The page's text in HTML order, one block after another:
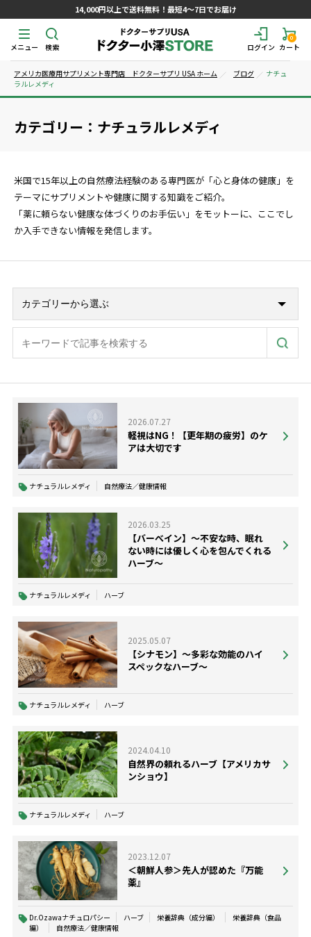
14,000円以上で送料無料！最短4～7日でお届け
ログイン
0
カート
検索
メニュー
アメリカ医療用サプリメント専門店 ドクターサプリ USA ホーム ブログ
ナチュ
ラルレメディ
カテゴリー：ナチュラルレメディ
米国で15年以上の自然療法経験のある専門医が「心と身体の健康」を
テーマにサプリメントや健康に関する知識をご紹介。
「薬に頼らない健康な体づくりのお手伝い」をモットーに、ここでし
か入手できない情報を発信します。
2026.07.27
軽視はNG！【更年期の疲労】のケ
アは大切です
ナチュラルレメディ 自然療法／健康情報
2026.03.25
【バーべイン】～不安な時、眠れ
ない時には優しく心を包んでくれる
ハーブ～
ナチュラルレメディ ハーブ
2025.05.07
【シナモン】〜多彩な効能のハイ
スペックなハーブ〜
ナチュラルレメディ ハーブ
2024.04.10
自然界の頼れるハーブ【アメリカサ
ンショウ】
ナチュラルレメディ ハーブ
2023.12.07
＜朝鮮人参＞先人が認めた『万能
薬』
Dr.Ozawaナチュロパシー ハーブ 栄養辞典（成分編）
栄養辞典（食品
編）
自然療法／健康情報